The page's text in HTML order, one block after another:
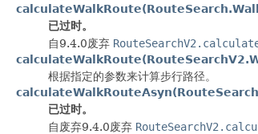
已过时。
自9.4.0废弃
根据指定的参数来计算步行路径。
已过时。
自废弃9.4.0废弃